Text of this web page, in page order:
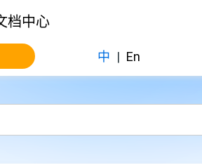
档中心
中 | En